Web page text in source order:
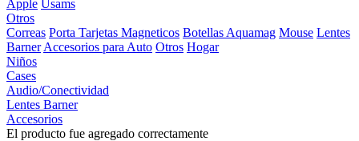
Apple Usams
Otros
Correas Porta Tarjetas Magneticos Botellas Aquamag Mouse Lentes
Barner Accesorios para Auto Otros Hogar
Niños
Cases
Audio/Conectividad
Lentes Barner
Accesorios
El producto fue agregado correctamente